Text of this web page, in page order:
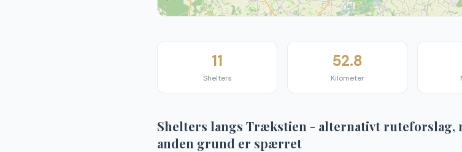
11
Shelters
52.8
Kilometer
Shelters langs Trækstien - alternativt ruteforslag,
anden grund er spærret